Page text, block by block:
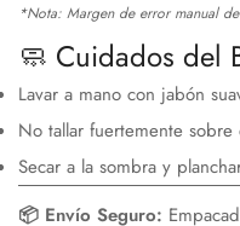
*Nota: Margen de error manual
🧼 Cuidados del
Lavar a mano con jabón
No tallar fuertemente
Secar a la sombra y
📦 Envío Seguro: